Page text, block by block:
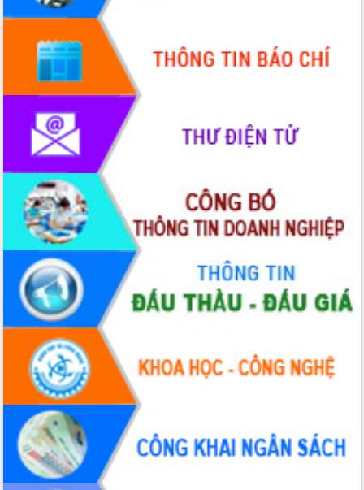
Hội nghị Báo cáo viên Trung ương
tháng 01/2026
Phó Thủ tướng Hồ Quốc Dũng đánh giá
cao kết quả Chiến dịch Quang Trung
tại Đắk Lắk
Hội nghị Ban Chấp hành Đảng bộ tỉnh
Đắk Lắk lần thứ 2 (mở rộng)
Tập trung giải phóng mặt bằng, đẩy
nhanh tiến độ Tuyến đường bộ ven
Gỡ khó, khởi công xây dựng, sửa chữa
toàn bộ nhà ở cho hộ dân đúng tiến độ
đề ra
UBND tỉnh Đắk Lắk tổng kết công tác
quốc phòng, quân sự địa phương năm
2025
Tập trung triển khai quyết liệt, đồng bộ
các giải pháp nhằm thực hiện hiệu quả
các nhiệm vụ đề ra năm 2025
Phát huy vai trò của người có uy tín
trong phòng chống tảo hôn và hôn
nhân cận huyết thống
Nông sản Tây Nguyên thu hút doanh
nghiệp nước ngoài
Đắk Lắk định vị thương hiệu du lịch
“Biển – Rừng – Cà phê” trong không
gian phát triển mới